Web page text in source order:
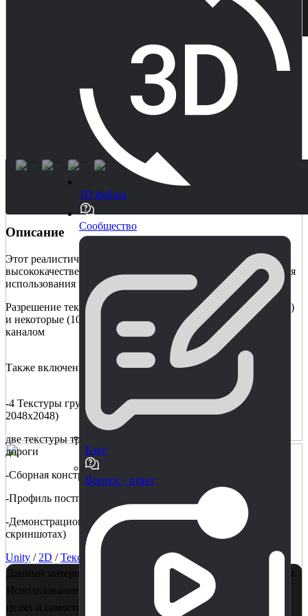
3D файлы
Сообщество
Блог
Вопрос - ответ
Описание
Этот реалистичный пакет 2D Grass Pack содержит 47
высококачественных текстур, специально разработанных для
использования в деталях рельефа Unity.
Разрешение текстур 4k-2k (4096x2048,2048x2048,1024x2048,)
и некоторые (1024x512) Формат текстур: TGA, с альфа-
каналом
Также включены:
-4 Текстуры грунта (размытые, Карта нормалей, разрешение
2048x2048)
две текстуры травы, текстура грязевой лужи и текстура
дороги
-Сборная конструкция: Fly_effect
-Профиль постпроцесса
-Демонстрационная сцена 1x1 км (то, что вы видите на
скриншотах)
Unity / 2D /Текстуры
Данный материал является собственностью правообладателя.
Использование в коммерции - запрещено! Только в учебных
целях и самостоятельного изучения. Если Вы считаете, что